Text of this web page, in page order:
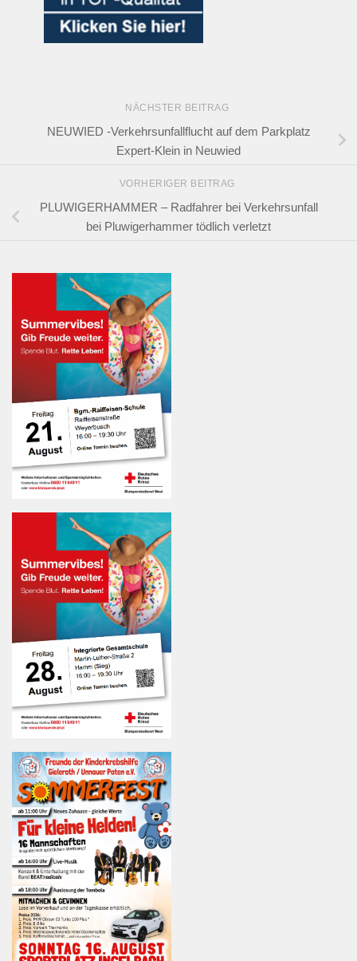
NÄCHSTER BEITRAG
NEUWIED -Verkehrsunfallflucht auf dem Parkplatz
Expert-Klein in Neuwied
VORHERIGER BEITRAG
PLUWIGERHAMMER – Radfahrer bei Verkehrsunfall
bei Pluwigerhammer tödlich verletzt